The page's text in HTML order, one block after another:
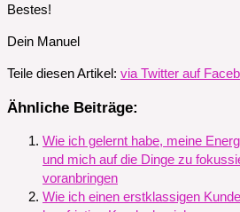
Bestes!
Dein Manuel
Teile diesen Artikel: via Twitter auf
Ähnliche Beiträge:
Wie ich gelernt habe, meine
und mich auf die Dinge zu
voranbringen
Wie ich einen erstklassigen